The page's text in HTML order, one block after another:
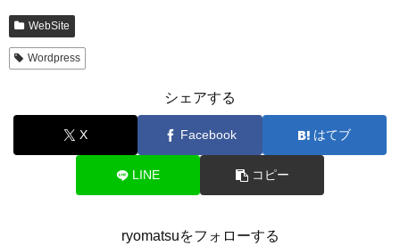
WebSite
Wordpress
シェアする
X Facebook はてブ
LINE コピー
ryomatsuをフォローする